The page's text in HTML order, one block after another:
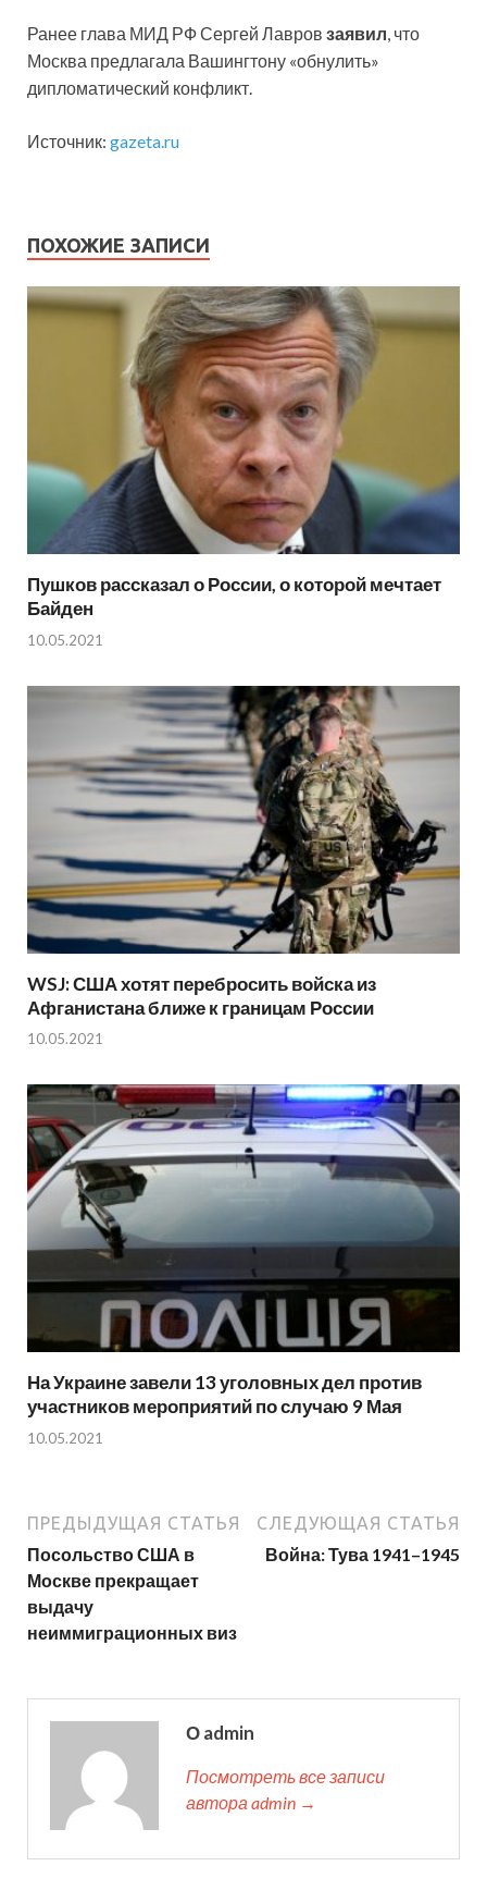
Ранее глава МИД РФ Сергей Лавров заявил, что
Москва предлагала Вашингтону «обнулить»
дипломатический конфликт.
Источник: gazeta.ru
ПОХОЖИЕ ЗАПИСИ
Пушков рассказал о России, о которой мечтает
Байден
10.05.2021
WSJ: США хотят перебросить войска из
Афганистана ближе к границам России
10.05.2021
На Украине завели 13 уголовных дел против
участников мероприятий по случаю 9 Мая
10.05.2021
ПРЕДЫДУЩАЯ СТАТЬЯ
Посольство США в
Москве прекращает
выдачу
неиммиграционных виз
СЛЕДУЮЩАЯ СТАТЬЯ
Война: Тува 1941–1945
О admin
Посмотреть все записи
автора admin →